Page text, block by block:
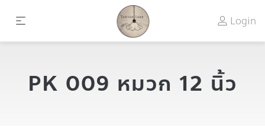
Login
PK 009 หมวก 12 นิ้ว